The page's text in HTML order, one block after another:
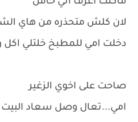
لان كلش متحذره من هاي
دخلت امي للمطبخ خلتلي اكل
صاحت على اخوي الزغير
امي...تعال وصل سعاد